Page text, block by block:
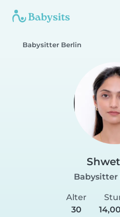
Babysitter Berlin
Babysitter
Alter
30